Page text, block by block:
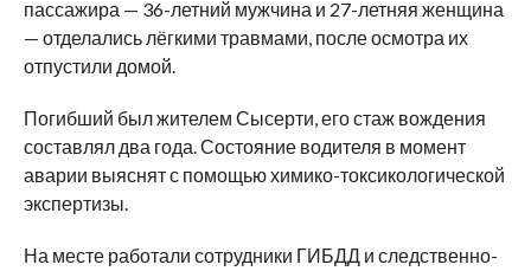
пассажира — 36-летний мужчина и 27-летняя женщина
— отделались лёгкими травмами, после осмотра их
отпустили домой.
Погибший был жителем Сысерти, его стаж вождения
составлял два года. Состояние водителя в момент
аварии выяснят с помощью химико-токсикологической
экспертизы.
На месте работали сотрудники ГИБДД и следственно-